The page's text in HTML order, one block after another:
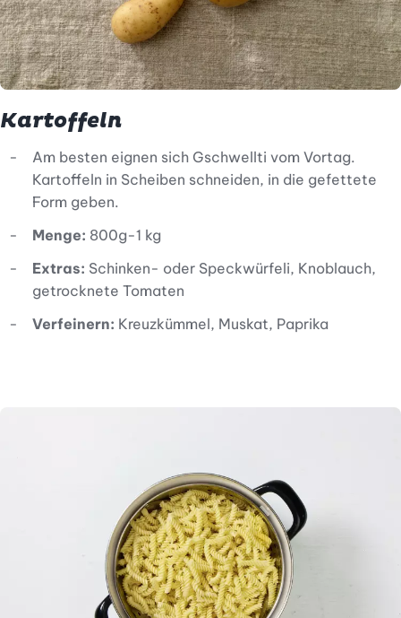
Kartoffeln
Am besten eignen sich Gschwellti vom Vortag.
Kartoffeln in Scheiben schneiden, in die gefettete
Form geben.
Menge: 800g-1 kg
Extras: Schinken- oder Speckwürfeli, Knoblauch,
getrocknete Tomaten
Verfeinern: Kreuzkümmel, Muskat, Paprika